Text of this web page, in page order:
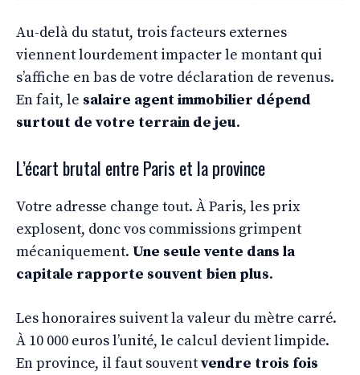
Au-delà du statut, trois facteurs externes
viennent lourdement impacter le montant qui
s’affiche en bas de votre déclaration de revenus.
En fait, le salaire agent immobilier dépend
surtout de votre terrain de jeu.
L’écart brutal entre Paris et la province
Votre adresse change tout. À Paris, les prix
explosent, donc vos commissions grimpent
mécaniquement. Une seule vente dans la
capitale rapporte souvent bien plus.
Les honoraires suivent la valeur du mètre carré.
À 10 000 euros l’unité, le calcul devient limpide.
En province, il faut souventvendre trois fois